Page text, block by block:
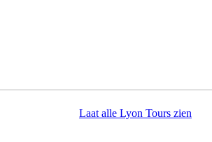
Laat alle Lyon Tours zien